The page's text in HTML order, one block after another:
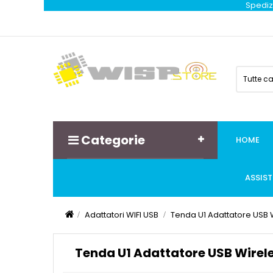
Tutte
Categorie HOME
Adattatori WIFI USB Tenda U1 Adattatore
Tenda U1 Adattatore USB